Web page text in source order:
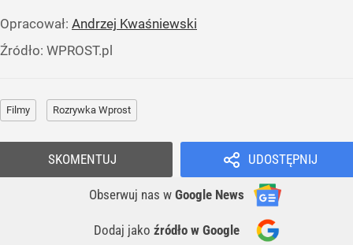
Opracował: Andrzej Kwaśniewski
Źródło: WPROST.pl
Filmy Rozrywka Wprost
UDOSTĘPNIJ
Obserwuj nas w Google News
Dodaj jako źródło w Google
SKOMENTUJ